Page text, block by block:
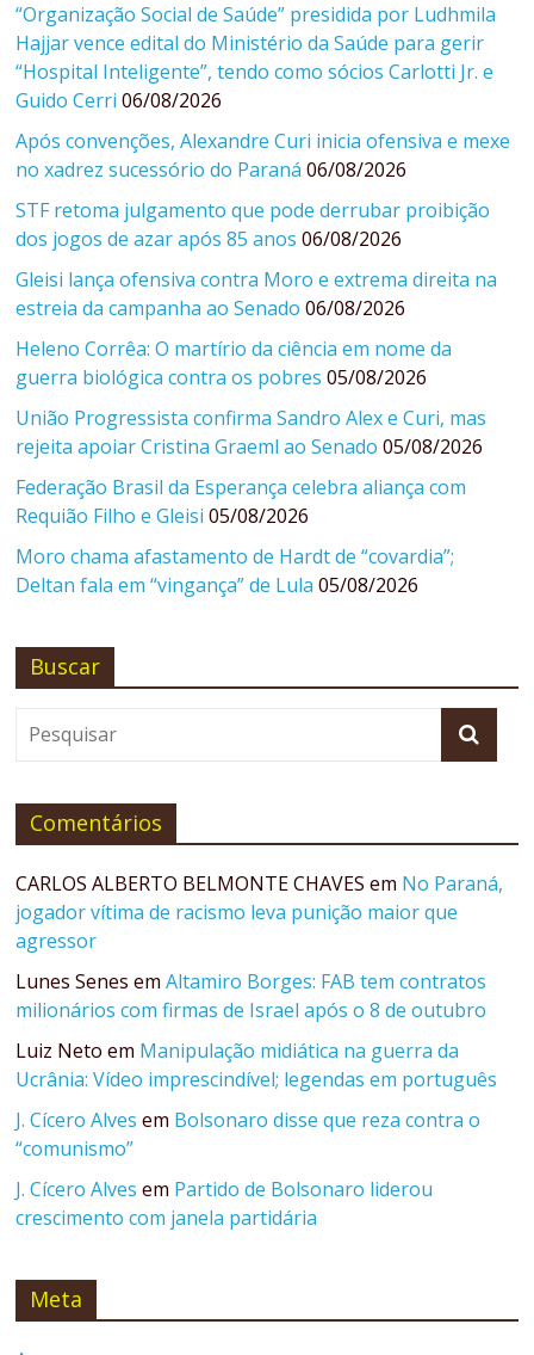
“Organização Social de Saúde” presidida por Ludhmila
Hajjar vence edital do Ministério da Saúde para gerir
“Hospital Inteligente”, tendo como sócios Carlotti Jr. e
Guido Cerri 06/08/2026
Após convenções, Alexandre Curi inicia ofensiva e mexe
no xadrez sucessório do Paraná 06/08/2026
STF retoma julgamento que pode derrubar proibição
dos jogos de azar após 85 anos 06/08/2026
Gleisi lança ofensiva contra Moro e extrema direita na
estreia da campanha ao Senado 06/08/2026
Heleno Corrêa: O martírio da ciência em nome da
guerra biológica contra os pobres 05/08/2026
União Progressista confirma Sandro Alex e Curi, mas
rejeita apoiar Cristina Graeml ao Senado 05/08/2026
Federação Brasil da Esperança celebra aliança com
Requião Filho e Gleisi 05/08/2026
Moro chama afastamento de Hardt de “covardia”;
Deltan fala em “vingança” de Lula 05/08/2026
Buscar
Comentários
CARLOS ALBERTO BELMONTE CHAVES em No Paraná,
jogador vítima de racismo leva punição maior que
agressor
Lunes Senes emAltamiro Borges: FAB tem contratos
milionários com firmas de Israel após o 8 de outubro
Luiz Neto em Manipulação midiática na guerra da
Ucrânia: Vídeo imprescindível; legendas em português
J. Cícero Alves em Bolsonaro disse que reza contra o
“comunismo”
J. Cícero Alves em Partido de Bolsonaro liderou
crescimento com janela partidária
Meta